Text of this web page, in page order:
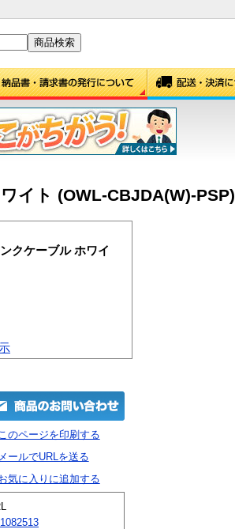
イト (OWL-CBJDA(W)-PSP)
クケーブル ホワイ
のページを印刷する
ールでURLを送る
気に入りに追加する